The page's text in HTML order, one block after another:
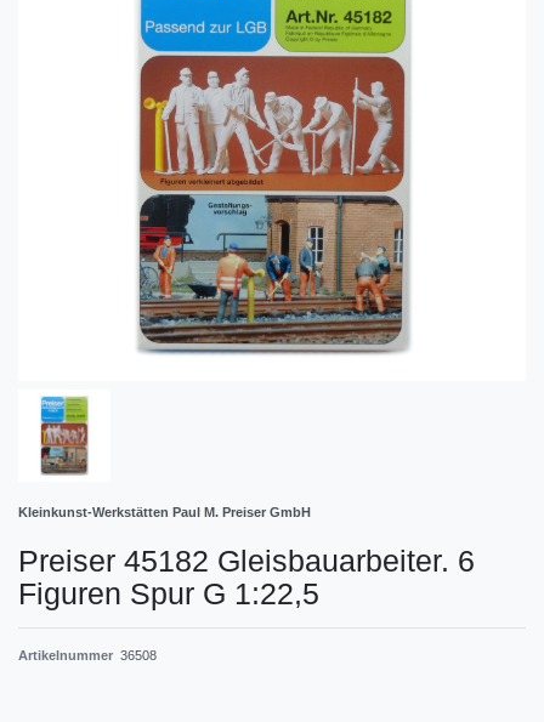
Kleinkunst-Werkstätten Paul M. Preiser GmbH
Preiser 45182 Gleisbauarbeiter. 6
Figuren Spur G 1:22,5
Artikelnummer 36508